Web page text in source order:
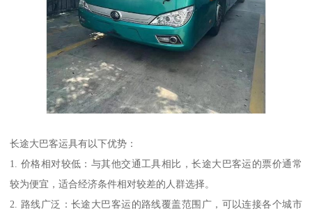
长途大巴客运具有以下优势：
1. 价格相对较低：与其他交通工具相比，长途大巴客运的票价通常
较为便宜，适合经济条件相对较差的人群选择。
2. 路线广泛：长途大巴客运的路线覆盖范围广，可以连接各个城市